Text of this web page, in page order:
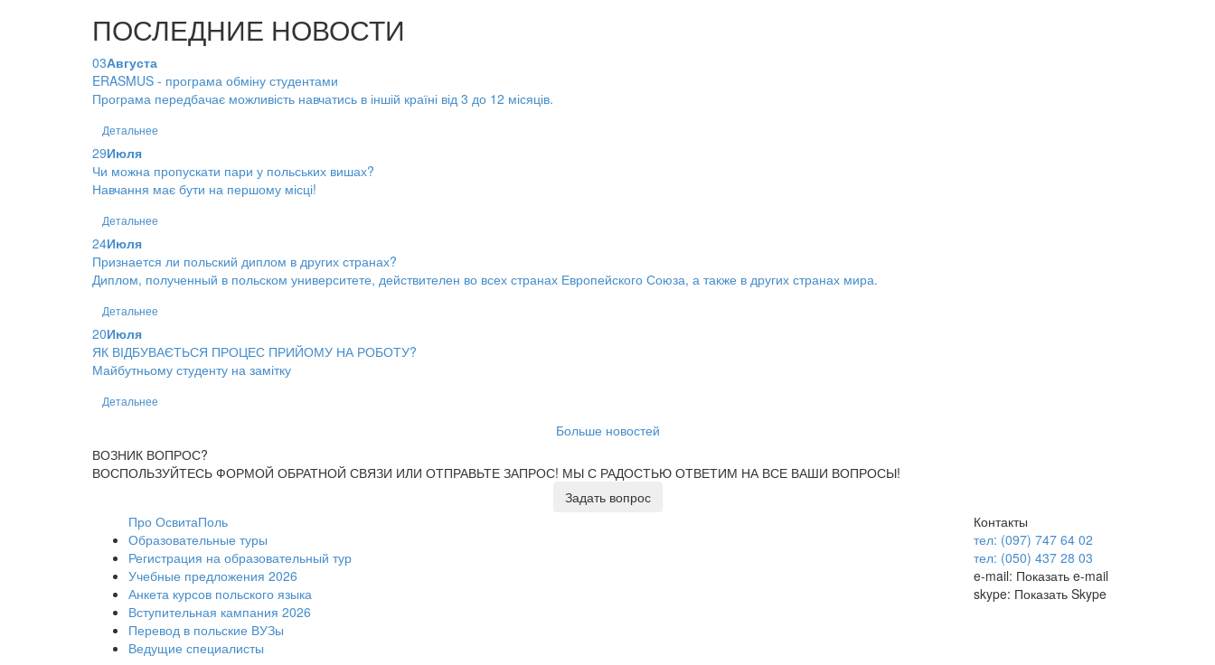
ПОСЛЕДНИЕ НОВОСТИ
03Августа
ERASMUS - програма обміну студентами
Програма передбачає можливість навчатись в іншій країні від 3 до 12 місяців.
Детальнее
29Июля
Чи можна пропускати пари у польських вишах?
Навчання має бути на першому місці!
Детальнее
24Июля
Признается ли польский диплом в других странах?
Диплом, полученный в польском университете, действителен во всех странах Европейского Союза, а также в других странах мира.
Детальнее
20Июля
ЯК ВІДБУВАЄТЬСЯ ПРОЦЕС ПРИЙОМУ НА РОБОТУ?
Майбутньому студенту на замітку
Детальнее
Больше новостей
ВОЗНИК ВОПРОС?
ВОСПОЛЬЗУЙТЕСЬ ФОРМОЙ ОБРАТНОЙ СВЯЗИ ИЛИ ОТПРАВЬТЕ ЗАПРОС! МЫ С РАДОСТЬЮ ОТВЕТИМ НА ВСЕ ВАШИ ВОПРОСЫ!
Задать вопрос
Про ОсвитаПоль
Образовательные туры
Регистрация на образовательный тур
Учебные предложения 2026
Анкета курсов польского языка
Вступительная кампания 2026
Перевод в польские ВУЗы
Ведущие специалисты
Контакты
тел: (097) 747 64 02
тел: (050) 437 28 03
e-mail: Показать e-mail
skype: Показать Skype